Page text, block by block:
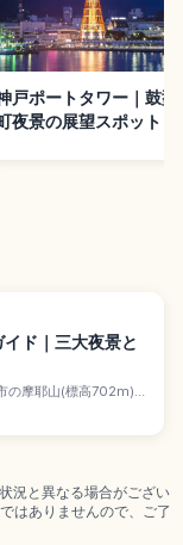
戸ポートタワー｜鼓型
夜景の展望スポット
ド｜三大夜景と
の摩耶山(標高702m)山
年に法道仙人が開創
女人守護の寺として
況と異なる場合がござい
はありませんので、ご了